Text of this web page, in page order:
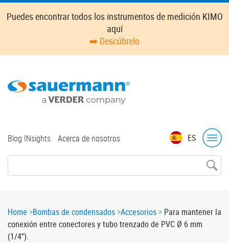
Skip
Puedes encontrar todos los instrumentos de medición KIMO
aquí
➡️ Descúbrelo
ES
Top
Blog INsights Acerca de nosotros
Breadcrumb
Home Bombas de condensados Accesorios
Para mantener la
conexión entre conectores y tubo trenzado de PVC Ø 6 mm
(1/4'').